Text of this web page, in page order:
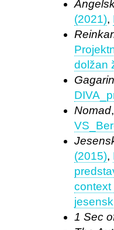
(2021),
dolžan
Gagarin
Nomad
(2015),
context
1 Sec